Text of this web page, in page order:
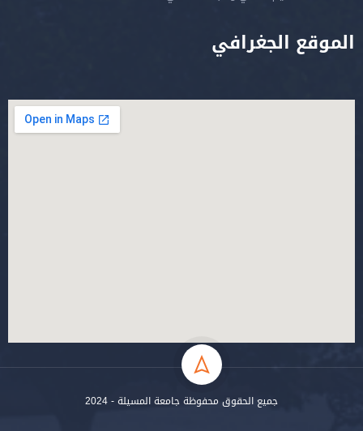
الموقع الجغرافي
جميع الحقوق محفوظة جامعة المسيلة - 2024